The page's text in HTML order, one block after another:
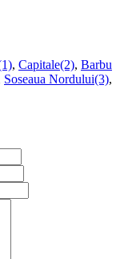
, Capitale(2), Barbu
Soseaua Nordului(3),